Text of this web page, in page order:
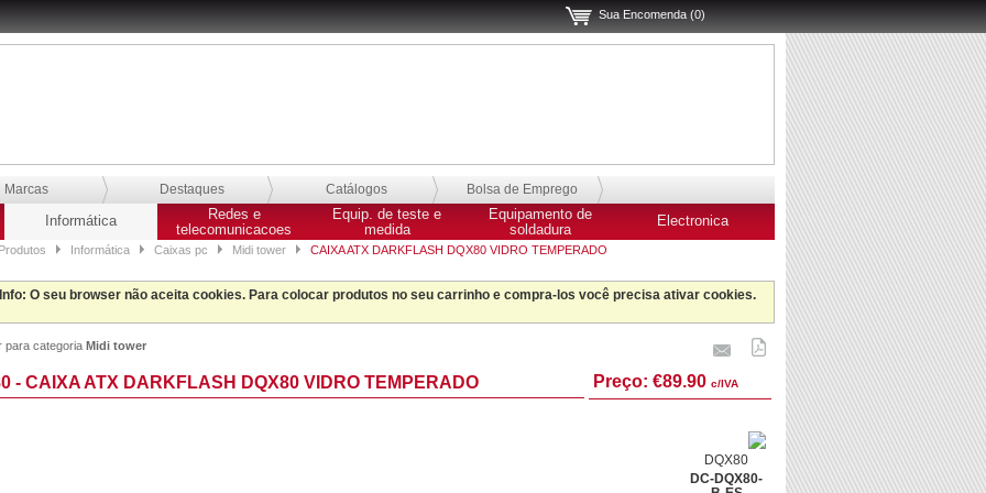
Sua Encomenda (0)
Marcas Destaques Catálogos Bolsa de Emprego
Informática
Redes e
telecomunicacoes
Equip. de teste e
medida
Equipamento de
soldadura
Electronica
Produtos Informática Caixas pc Midi tower CAIXA ATX DARKFLASH DQX80 VIDRO TEMPERADO
Info: O seu browser não aceita cookies. Para colocar produtos no seu carrinho e compra-los você precisa ativar cookies.
para categoria Midi tower
- CAIXA ATX DARKFLASH DQX80 VIDRO TEMPERADO Preço: €89.90 c/IVA
DQX80
DC-DQX80-